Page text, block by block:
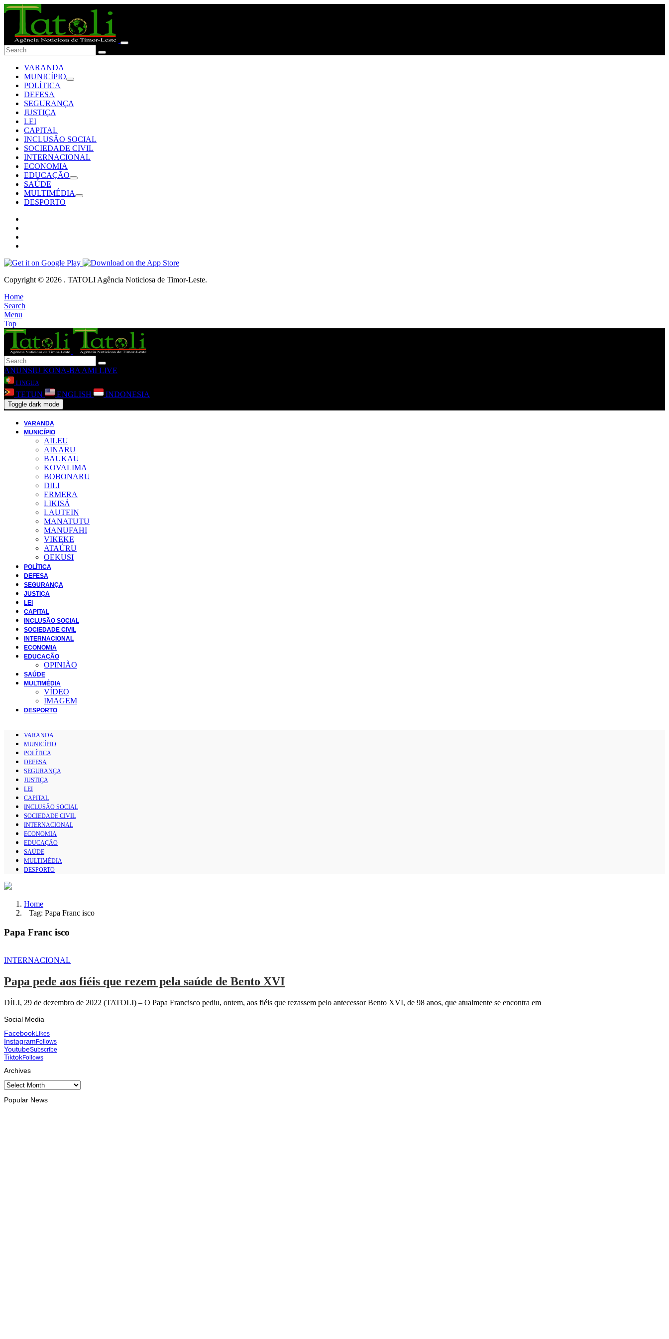
VARANDA
MUNICÍPIO
POLÍTICA
DEFESA
SEGURANÇA
JUSTIÇA
LEI
CAPITAL
INCLUSÃO SOCIAL
SOCIEDADE CIVIL
INTERNACIONAL
ECONOMIA
EDUCAÇÃO
SAÚDE
MULTIMÉDIA
DESPORTO
Copyright © 2026 . TATOLI Agência Noticiosa de Timor-Leste.
Home
Search
Menu
Top
ANUNSIU KONA-BA AMI LIVE
LINGUA
TETUN ENGLISH INDONESIA
Toggle dark mode
VARANDA
MUNICÍPIO
AILEU
AINARU
BAUKAU
KOVALIMA
BOBONARU
DILI
ERMERA
LIKISÁ
LAUTEIN
MANATUTU
MANUFAHI
VIKEKE
ATAÚRU
OEKUSI
POLÍTICA
DEFESA
SEGURANÇA
JUSTIÇA
LEI
CAPITAL
INCLUSÃO SOCIAL
SOCIEDADE CIVIL
INTERNACIONAL
ECONOMIA
EDUCAÇÃO
OPINIÃO
SAÚDE
MULTIMÉDIA
VÍDEO
IMAGEM
DESPORTO
VARANDA
MUNICÍPIO
POLÍTICA
DEFESA
SEGURANÇA
JUSTIÇA
LEI
CAPITAL
INCLUSÃO SOCIAL
SOCIEDADE CIVIL
INTERNACIONAL
ECONOMIA
EDUCAÇÃO
SAÚDE
MULTIMÉDIA
DESPORTO
Home
Tag: Papa Franc isco
Papa Franc isco
INTERNACIONAL
Papa pede aos fiéis que rezem pela saúde de Bento XVI
DÍLI, 29 de dezembro de 2022 (TATOLI) – O Papa Francisco pediu, ontem, aos fiéis que rezassem pelo antecessor Bento XVI, de 98 anos, que atualmente se encontra em
Social Media
FacebookLikes
InstagramFollows
YoutubeSubscribe
TiktokFollows
Archives
Archives
Popular News